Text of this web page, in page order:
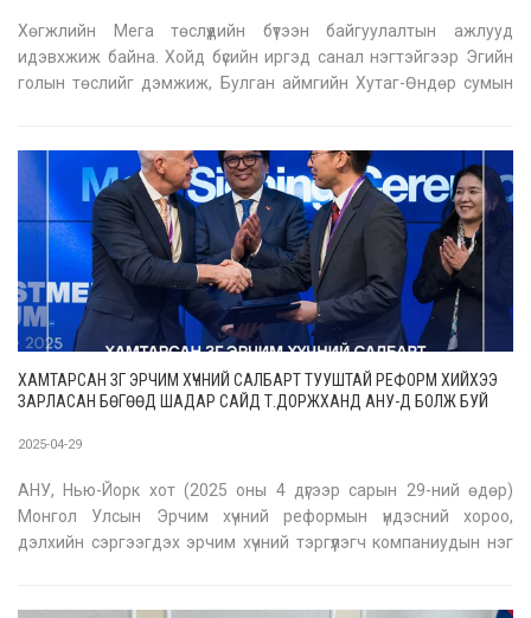
Хөгжлийн Мега төслүүдийн бүтээн байгуулалтын ажлууд
идэвхжиж байна. Хойд бүсийн иргэд санал нэгтэйгээр Эгийн
голын төслийг дэмжиж, Булган аймгийн Хутаг-Өндөр сумын
Засгийн газ
ХАМТАРСАН ЗГ ЭРЧИМ ХҮЧНИЙ САЛБАРТ ТУУШТАЙ РЕФОРМ ХИЙХЭЭ
ЗАРЛАСАН БӨГӨӨД ШАДАР САЙД Т.ДОРЖХАНД АНУ-Д БОЛЖ БУЙ
ХӨРӨНГӨ ОРУУЛАЛТЫГ ТАТАВ
2025-04-29
АНУ, Нью-Йорк хот (2025 оны 4 дүгээр сарын 29-ний өдөр)
Монгол Улсын Эрчим хүчний реформын үндэсний хороо,
дэлхийн сэргээгдэх эрчим хүчний тэргүүлэгч компаниудын нэг